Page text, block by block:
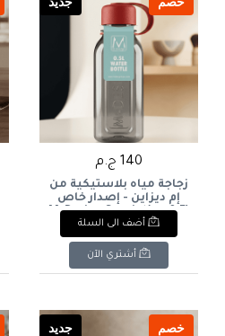
140 ج.م
زجاجة مياه بلاستيكية من
إم ديزاين - إصدار خاص
(0.5 لتر)M-Design Special
Edition Plastic Water
Bottle (0.5L
أضف الى السلة
أشتري الآن
خصم جديد